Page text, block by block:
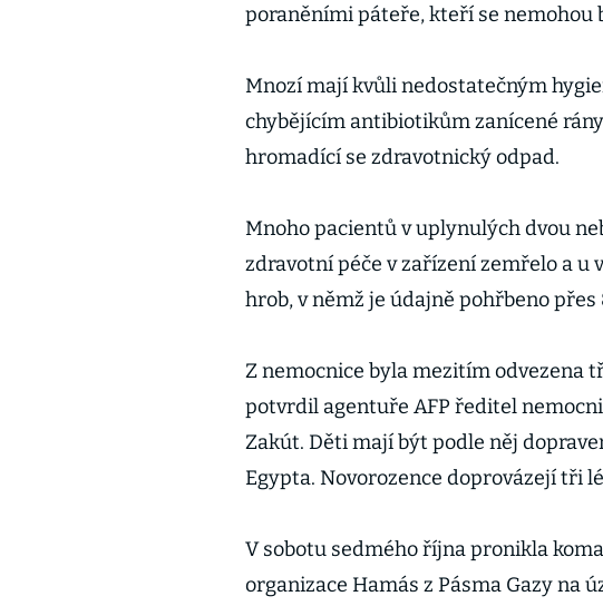
poraněními páteře, kteří se nemohou
Mnozí mají kvůli nedostatečným
chybějícím antibiotikům zanícené
hromadící se zdravotnický odpad.
Mnoho pacientů v uplynulých dvou
zdravotní péče v zařízení zemřelo a u
hrob, v němž je údajně pohřbeno
Z nemocnice byla mezitím odvezena
potvrdil agentuře AFP ředitel
Zakút. Děti mají být podle něj
Egypta. Novorozence doprovázejí tři
V sobotu sedmého října pronikla
organizace Hamás z Pásma Gazy na